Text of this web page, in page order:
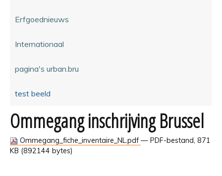
Erfgoednieuws
Internationaal
pagina's urban.bru
test beeld
Ommegang inschrijving Brussel
Ommegang_fiche_inventaire_NL.pdf — PDF-bestand, 871
KB (892144 bytes)